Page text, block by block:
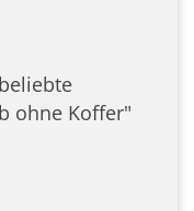
ohne Koffer"